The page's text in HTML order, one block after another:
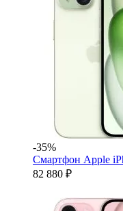
-35%
Смартфон Apple
82 880 ₽